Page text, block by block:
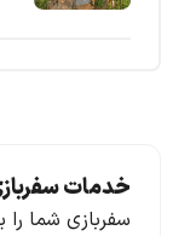
خدمات
سفربازی شما را